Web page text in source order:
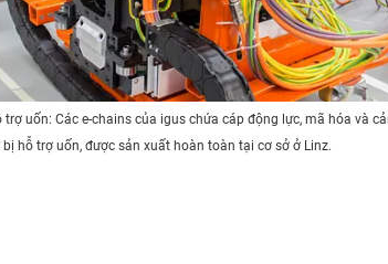
uốn: Các e-chains của igus chứa cáp động lực, mã hóa và
hỗ trợ uốn, được sản xuất hoàn toàn tại cơ sở ở Linz.